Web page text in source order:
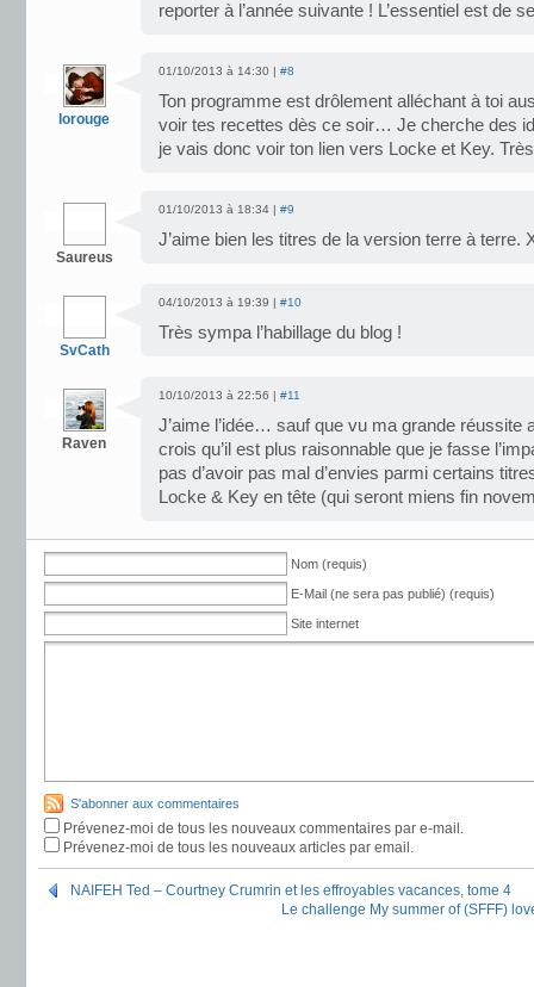
reporter à l’année suivante ! L’essentiel est de
lorouge
01/10/2013 à 14:30 | #8
Ton programme est drôlement alléchant à toi
voir tes recettes dès ce soir… Je cherche des
je vais donc voir ton lien vers Locke et Key.
Saureus
01/10/2013 à 18:34 | #9
J’aime bien les titres de la version terre à terre.
SvCath
04/10/2013 à 19:39 | #10
Très sympa l’habillage du blog !
Raven
10/10/2013 à 22:56 | #11
J’aime l’idée… sauf que vu ma grande réussite
crois qu’il est plus raisonnable que je fasse
pas d’avoir pas mal d’envies parmi certains
Locke & Key en tête (qui seront miens fin
Nom (requis)
E-Mail (ne sera pas publié) (requis)
Site internet
S'abonner aux commentaires
Prévenez-moi de tous les nouveaux commentaires par e-mail.
Prévenez-moi de tous les nouveaux articles par email.
NAIFEH Ted – Courtney Crumrin et les effroyables vacances, tome 4
Le challenge My summer of (SFFF)